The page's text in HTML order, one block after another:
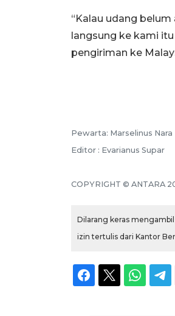
“Kalau udang
langsung ke kami
pengiriman ke
Pewarta: Marselinus Nara
Editor : Evarianus Supar
COPYRIGHT © ANTARA
Dilarang keras
izin tertulis dari Kantor